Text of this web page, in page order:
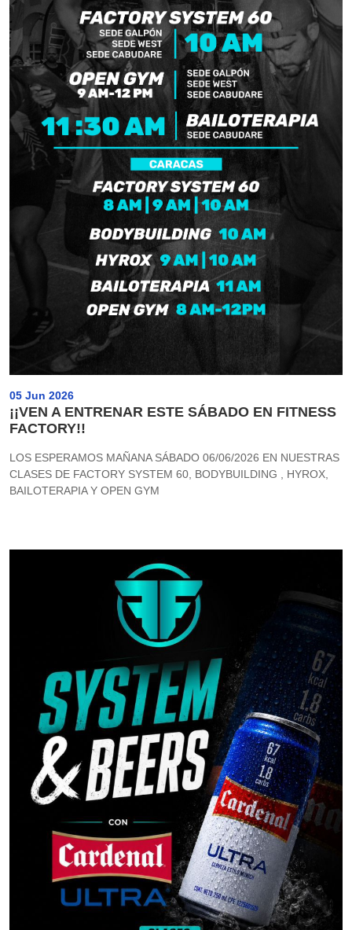
05 Jun 2026
¡¡VEN A ENTRENAR ESTE SÁBADO EN FITNESS
FACTORY!!
LOS ESPERAMOS MAÑANA SÁBADO 06/06/2026 EN NUESTRAS
CLASES DE FACTORY SYSTEM 60, BODYBUILDING , HYROX,
BAILOTERAPIA Y OPEN GYM